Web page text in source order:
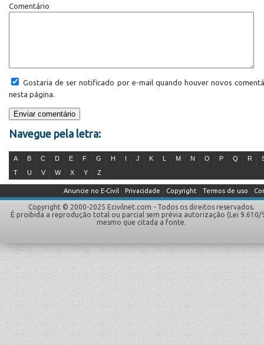
Comentário
Gostaria de ser notificado por e-mail quando houver novos
nesta página.
Navegue pela letra:
A B C D E F G H I J K L M N O P Q R
T
U V W X Y Z
Termos de uso
Copyright
Privacidade
Anuncie no E-Civil
Copyright © 2000-2025 Ecivilnet.com - Todos os direitos reservados.
É proibida a reprodução total ou parcial sem prévia autorização (Lei 9.610/
mesmo que citada a fonte.